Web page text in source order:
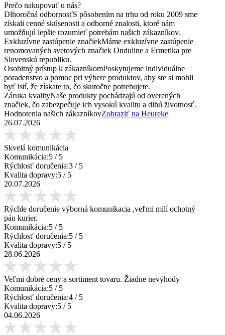
Prečo nakupovať u nás?
Dlhoročná odbornosťS pôsobením na trhu od roku 2009 sme
získali cenné skúsenosti a odborné znalosti, ktoré nám
umožňujú lepšie rozumieť potrebám našich zákazníkov.
Exkluzívne zastúpenie značiekMáme exkluzívne zastúpenie
renomovaných svetových značiek Onduline a Ermetika pre
Slovenskú republiku.
Osobitný prístup k zákazníkomPoskytujeme individuálne
poradenstvo a pomoc pri výbere produktov, aby ste si mohli
byť istí, že získate to, čo skutočne potrebujete.
Záruka kvalityNaše produkty pochádzajú od overených
značiek, čo zabezpečuje ich vysokú kvalitu a dlhú životnosť.
Hodnotenia našich zákazníkovZobraziť na Heureke
26.07.2026
Skvelá komunikácia
Komunikácia:5 / 5
Rýchlosť doručenia:3 / 5
Kvalita dopravy:5 / 5
20.07.2026
Rýchle doručenie výborná komunikacia ,veľmi milí ochotný
pán kurier.
Komunikácia:5 / 5
Rýchlosť doručenia:5 / 5
Kvalita dopravy:5 / 5
28.06.2026
Veľmi dobré ceny a sortiment tovaru. Žiadne nevýhody
Komunikácia:5 / 5
Rýchlosť doručenia:4 / 5
Kvalita dopravy:5 / 5
04.06.2026